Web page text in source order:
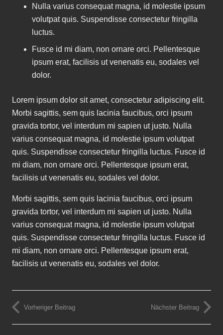
Nulla varius consequat magna, id molestie ipsum
volutpat quis. Suspendisse consectetur fringilla
luctus.
Fusce id mi diam, non ornare orci. Pellentesque
ipsum erat, facilisis ut venenatis eu, sodales vel
dolor.
Lorem ipsum dolor sit amet, consectetur adipiscing elit.
Morbi sagittis, sem quis lacinia faucibus, orci ipsum
gravida tortor, vel interdum mi sapien ut justo. Nulla
varius consequat magna, id molestie ipsum volutpat
quis. Suspendisse consectetur fringilla luctus. Fusce id
mi diam, non ornare orci. Pellentesque ipsum erat,
facilisis ut venenatis eu, sodales vel dolor.
Morbi sagittis, sem quis lacinia faucibus, orci ipsum
gravida tortor, vel interdum mi sapien ut justo. Nulla
varius consequat magna, id molestie ipsum volutpat
quis. Suspendisse consectetur fringilla luctus. Fusce id
mi diam, non ornare orci. Pellentesque ipsum erat,
facilisis ut venenatis eu, sodales vel dolor.
Vorheriger Beitrag Nächster Beitrag